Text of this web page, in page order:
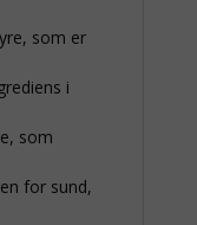
som er
i
som
for sund,